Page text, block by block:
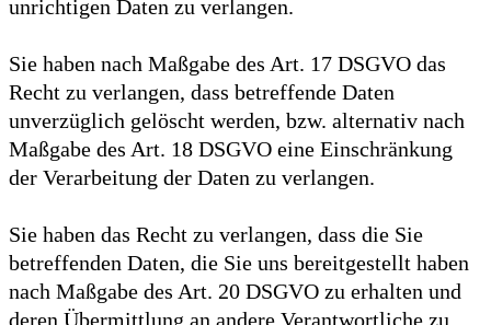
unrichtigen Daten zu verlangen.
Sie haben nach Maßgabe des Art. 17 DSGVO das
Recht zu verlangen, dass betreffende Daten
unverzüglich gelöscht werden, bzw. alternativ nach
Maßgabe des Art. 18 DSGVO eine Einschränkung
der Verarbeitung der Daten zu verlangen.
Sie haben das Recht zu verlangen, dass die Sie
betreffenden Daten, die Sie uns bereitgestellt haben
nach Maßgabe des Art. 20 DSGVO zu erhalten und
deren Übermittlung an andere Verantwortliche zu